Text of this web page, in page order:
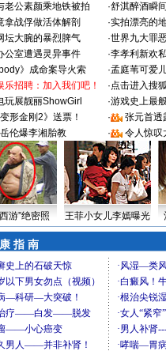
老公素颜乘地铁被拍 ·舒淇醉酒瞬
拿战俘做活体解剖 ·实拍漂亮的
坛大腕的暴烈脾气 ·世界九大罪
公室遭遇灵异事件 ·李孝利新欢
》成命案导火索 ·孟庭苇可爱
乐招聘：加入我们吧！ ·点击进入搜
玩展靓丽ShowGirl ·游戏史上最
变形金刚2》送票！ ·
张元首透
伦爆李湘胎教 · 令人惊叹
游”绝密照 王菲小女儿李嫣曝光
指 南